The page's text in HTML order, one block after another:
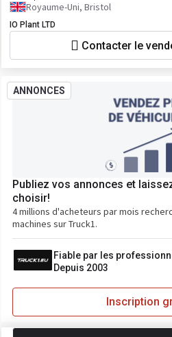
Royaume-Uni, Bristol
IO Plant LTD
Contacter le
ANNONCES
Publiez vos annonces et
choisir!
4 millions d'acheteurs par mois
machines sur Truck1.
Fiable par les
Depuis 2003
Inscription